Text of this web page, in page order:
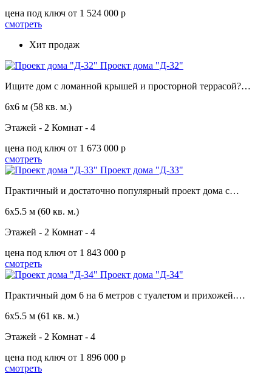
цена под ключ от 1 524 000 p
смотреть
Хит продаж
Проект дома "Д-32"
Ищите дом с ломанной крышей и просторной террасой?…
6х6 м (58 кв. м.)
Этажей - 2 Комнат - 4
цена под ключ от 1 673 000 p
смотреть
Проект дома "Д-33"
Практичный и достаточно популярный проект дома с…
6х5.5 м (60 кв. м.)
Этажей - 2 Комнат - 4
цена под ключ от 1 843 000 p
смотреть
Проект дома "Д-34"
Практичный дом 6 на 6 метров с туалетом и прихожей.…
6х5.5 м (61 кв. м.)
Этажей - 2 Комнат - 4
цена под ключ от 1 896 000 p
смотреть